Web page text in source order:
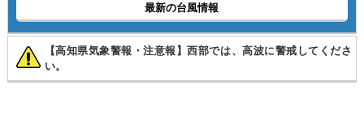
最新の台風情報
【高知県気象警報・注意報】西部では、高波に警戒してくださ
い。